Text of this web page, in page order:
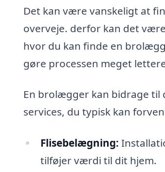
Det kan være vanskeligt at
overveje. derfor kan det
hvor du kan finde en
gøre processen meget
En brolægger kan bidrage til
services, du typisk kan
Flisebelægning:
tilføjer værdi til dit hjem.